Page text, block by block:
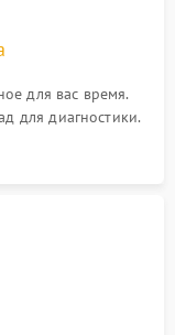
для вас время.
для диагностики.